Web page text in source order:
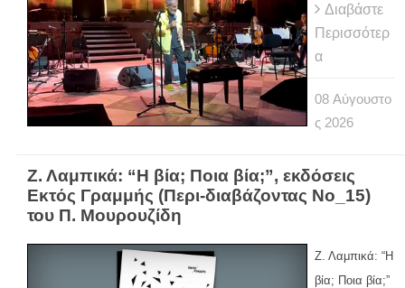
Διαβάστε
Περισσότερ
α
08 Αύγουστο
ς 2026
Ζ. Λαμπικά: “Η βία; Ποια βία;”, εκδόσεις
Εκτός Γραμμής (Περι-διαβάζοντας Νο_15)
του Π. Μουρουζίδη
Ζ. Λαμπικά: “Η
βία; Ποια βία;”